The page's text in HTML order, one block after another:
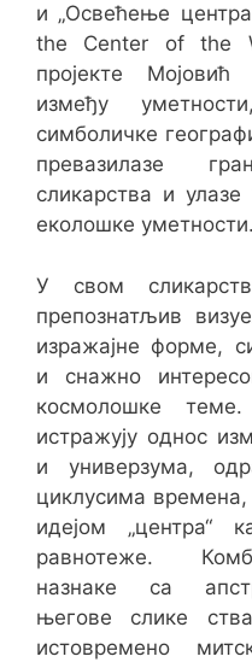
и „Освећење
the Center of the
пројекте
између
симболичке
превазилазе
сликарства и
еколошке уметности.
У свом
препознатљив
изражајне форме,
и снажно
космолошке
истражују однос
и универзума,
циклусима
идејом „центра“
равнотеже.
назнаке са
његове слике
истовремено